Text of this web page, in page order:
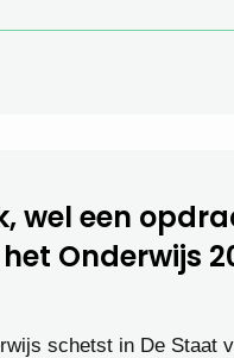
wel een
Onderwijs
schetst in De Staat